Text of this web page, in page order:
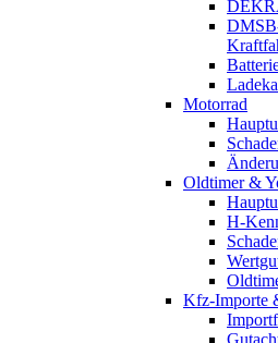
Motorrad
Oldtimer &
H-
Kfz-Importe